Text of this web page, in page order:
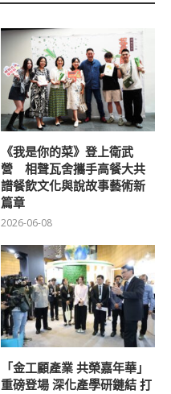
《我是你的菜》登上衛武
營 相聲瓦舍攜手高餐大共
譜餐飲文化與說故事藝術新
篇章
2026-06-08
「金工顧產業 共榮嘉年華」
重磅登場 深化產學研鏈結 打